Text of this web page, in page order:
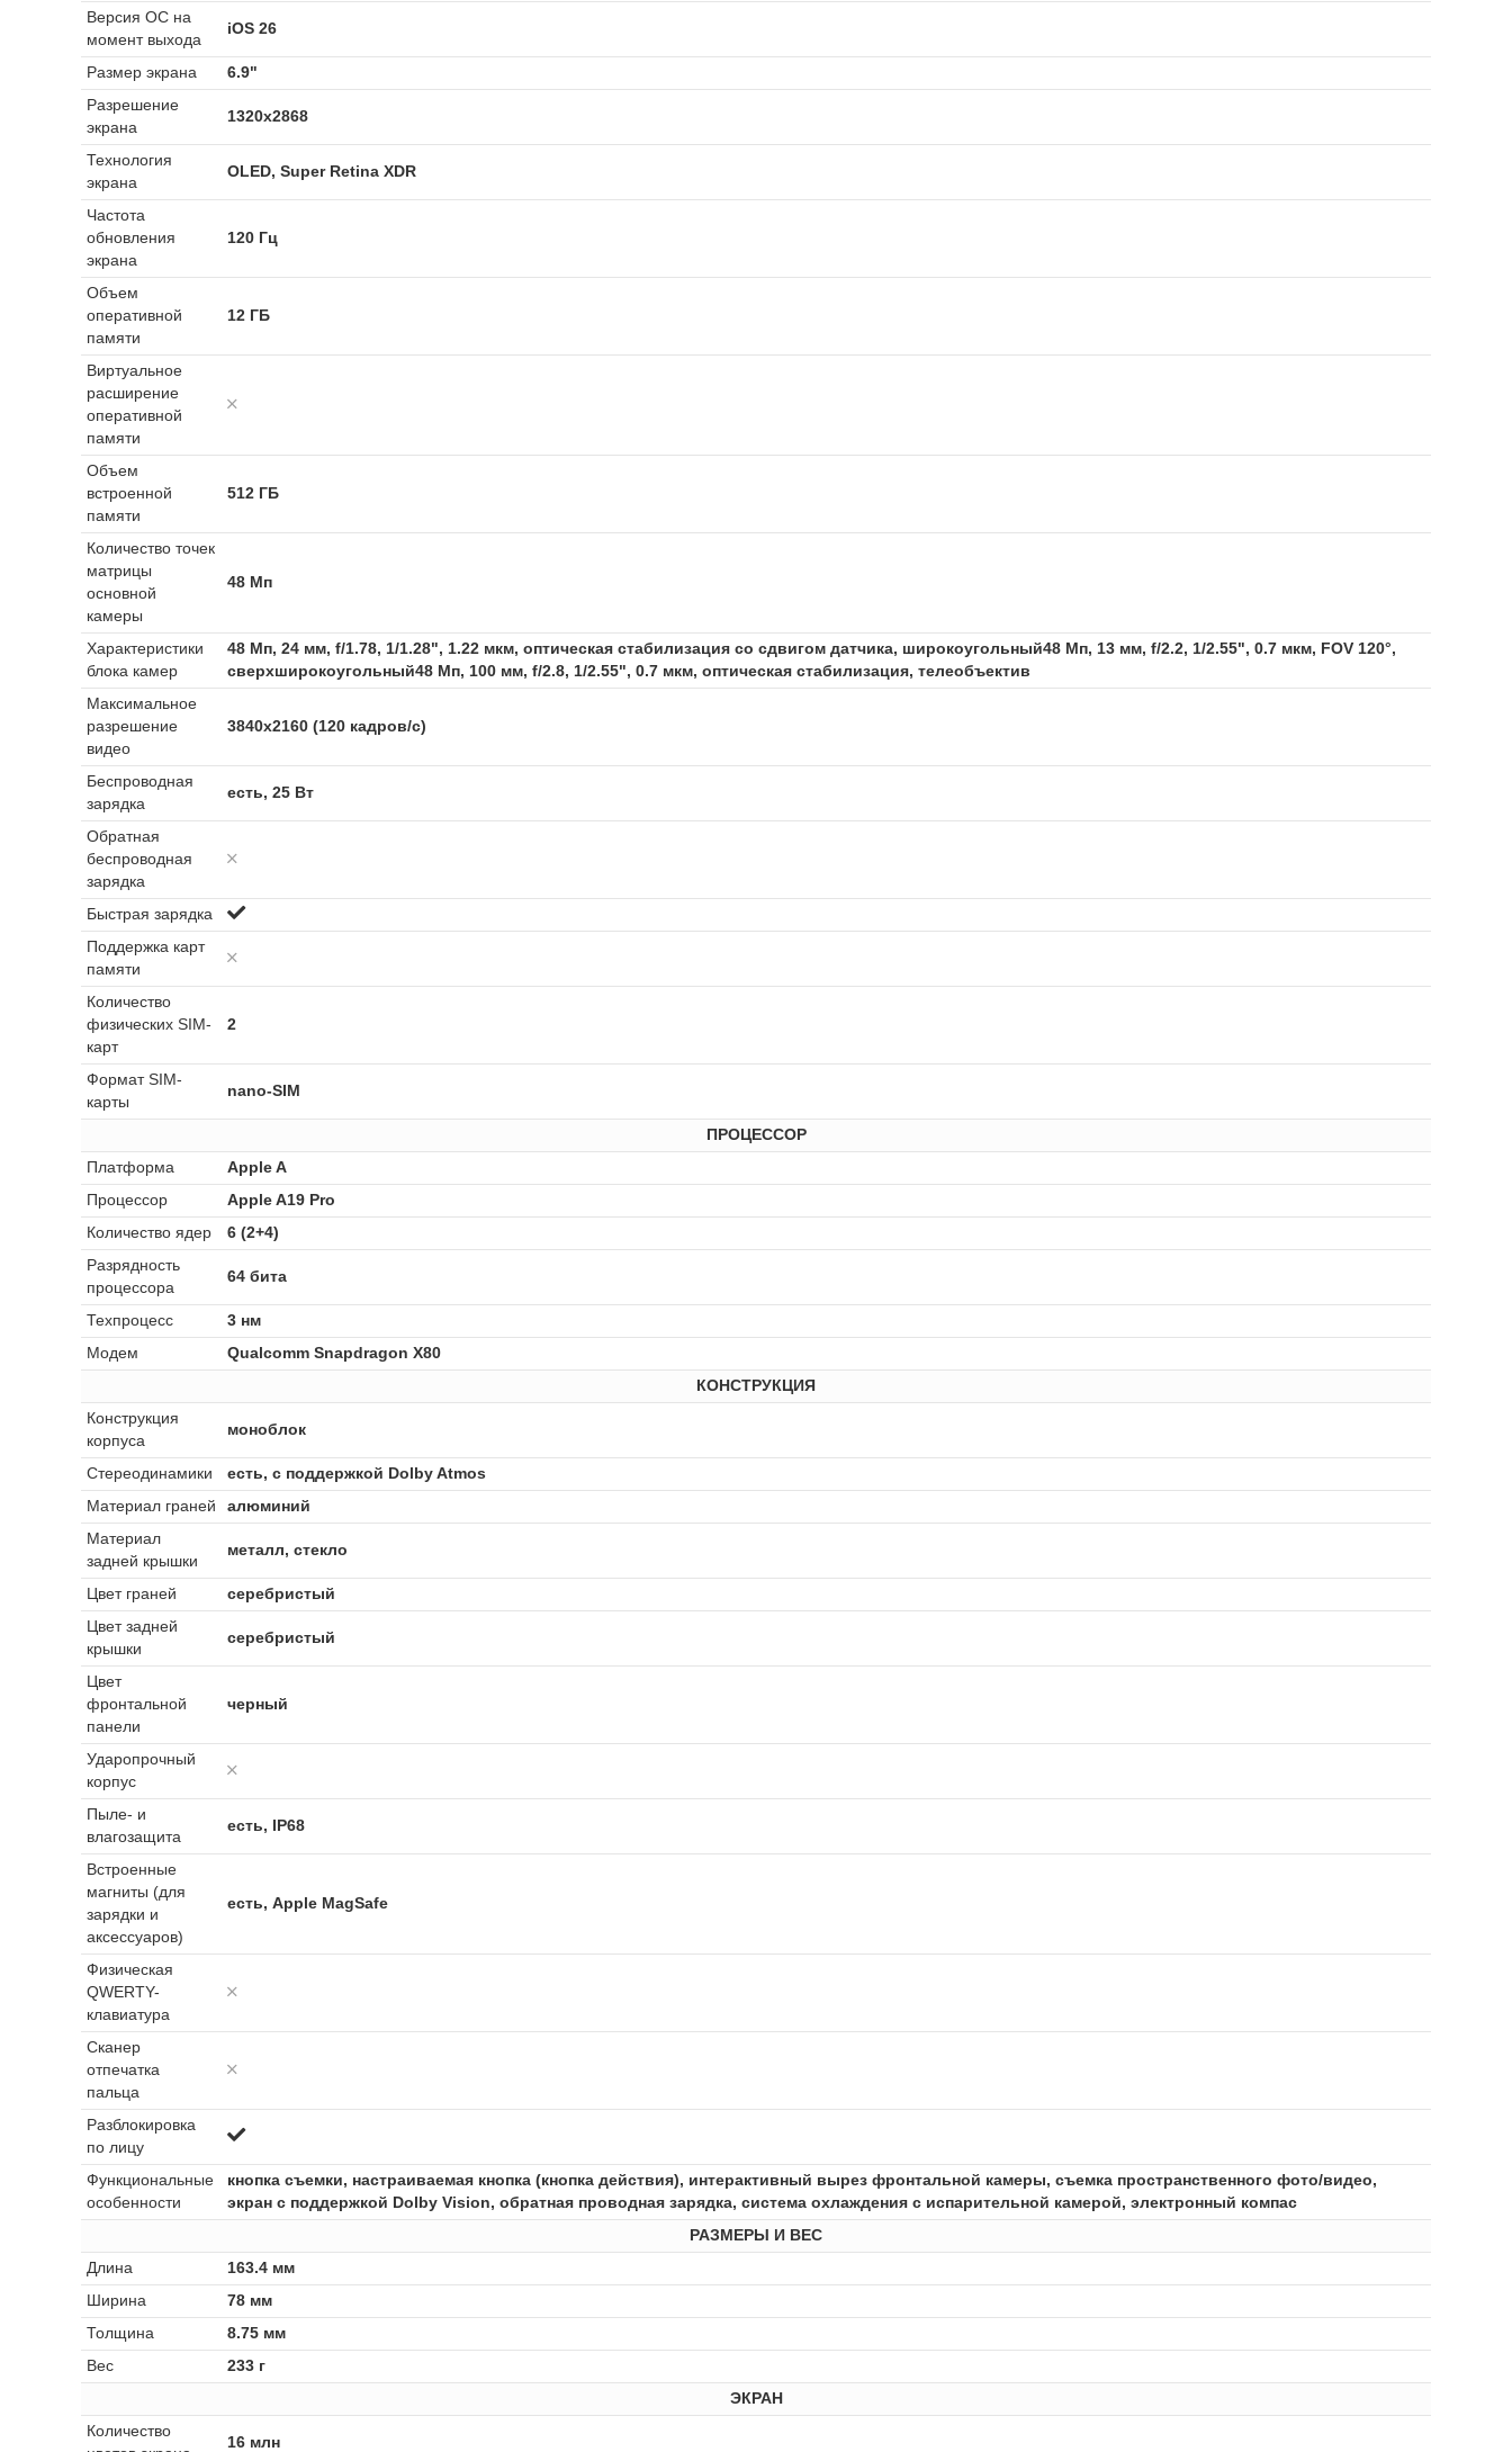
Версия ОС на
момент выхода
iOS 26
Размер экрана
6.9"
Разрешение
экрана
1320x2868
Технология
экрана
OLED, Super Retina XDR
Частота
обновления
экрана
120 Гц
Объем
оперативной
памяти
12 ГБ
Виртуальное
расширение
оперативной
памяти
Объем
встроенной
памяти
512 ГБ
Количество точек
матрицы
основной
камеры
48 Мп
Характеристики
блока камер
48 Мп, 24 мм, f/1.78, 1/1.28", 1.22 мкм, оптическая стабилизация со сдвигом датчика, широкоугольный48 Мп, 13 мм, f/2.2, 1/2.55", 0.7 мкм, FOV 120°,
сверхширокоугольный48 Мп, 100 мм, f/2.8, 1/2.55", 0.7 мкм, оптическая стабилизация, телеобъектив
Максимальное
разрешение
видео
3840x2160 (120 кадров/с)
Беспроводная
зарядка
есть, 25 Вт
Обратная
беспроводная
зарядка
Быстрая зарядка
Поддержка карт
памяти
Количество
физических SIM-
карт
2
Формат SIM-
карты
nano-SIM
ПРОЦЕССОР
Платформа
Apple A
Процессор
Apple A19 Pro
Количество ядер
6 (2+4)
Разрядность
процессора
64 бита
Техпроцесс
3 нм
Модем
Qualcomm Snapdragon X80
КОНСТРУКЦИЯ
Конструкция
корпуса
моноблок
Стереодинамики
есть, с поддержкой Dolby Atmos
Материал граней
алюминий
Материал
задней крышки
металл, стекло
Цвет граней
серебристый
Цвет задней
крышки
серебристый
Цвет
фронтальной
панели
черный
Ударопрочный
корпус
Пыле- и
влагозащита
есть, IP68
Встроенные
магниты (для
зарядки и
аксессуаров)
есть, Apple MagSafe
Физическая
QWERTY-
клавиатура
Сканер
отпечатка
пальца
Разблокировка
по лицу
Функциональные
особенности
кнопка съемки, настраиваемая кнопка (кнопка действия), интерактивный вырез фронтальной камеры, съемка пространственного фото/видео,
экран с поддержкой Dolby Vision, обратная проводная зарядка, система охлаждения с испарительной камерой, электронный компас
РАЗМЕРЫ И ВЕС
Длина
163.4 мм
Ширина
78 мм
Толщина
8.75 мм
Вес
233 г
ЭКРАН
Количество
16 млн